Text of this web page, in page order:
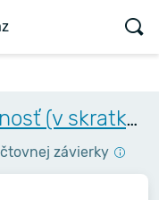
Incheba, akciová spoločnosť (v skratke Incheba, a.s.)
závierky